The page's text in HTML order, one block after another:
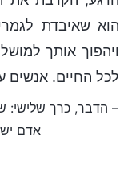
הוא שאיבדת
ויהפוך אותך
לכל החיים. אנשים
– הדבר, כרך שלישי:
אדם